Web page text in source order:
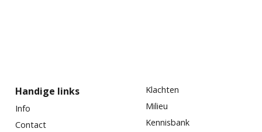
Handige links
Info
Contact
Klachten
Milieu
Kennisbank